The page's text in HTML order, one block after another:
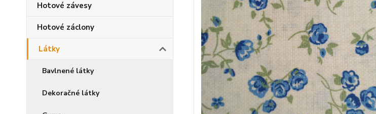
Hotové závesy
Hotové záclony
Látky
Bavlnené látky
Dekoračné látky